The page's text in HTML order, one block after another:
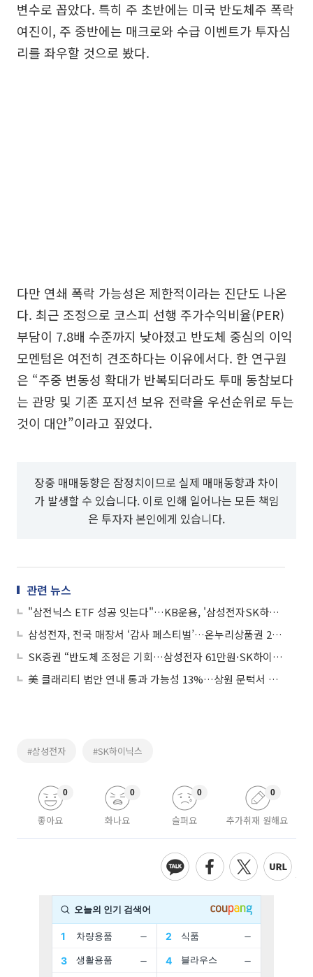
변수로 꼽았다. 특히 주 초반에는 미국 반도체주 폭락
여진이, 주 중반에는 매크로와 수급 이벤트가 투자심
리를 좌우할 것으로 봤다.
다만 연쇄 폭락 가능성은 제한적이라는 진단도 나온
다. 최근 조정으로 코스피 선행 주가수익비율(PER)
부담이 7.8배 수준까지 낮아졌고 반도체 중심의 이익
모멘텀은 여전히 견조하다는 이유에서다. 한 연구원
은 “주중 변동성 확대가 반복되더라도 투매 동참보다
는 관망 및 기존 포지션 보유 전략을 우선순위로 두는
것이 대안”이라고 짚었다.
장중 매매동향은 잠정치이므로 실제 매매동향과 차이
가 발생할 수 있습니다. 이로 인해 일어나는 모든 책임
은 투자자 본인에게 있습니다.
관련 뉴스
"삼전닉스 ETF 성공 잇는다"…KB운용, '삼성전자SK하이닉스50 펀드' 출시
삼성전자, 전국 매장서 ‘감사 페스티벌’…온누리상품권 20% 지급
SK증권 “반도체 조정은 기회…삼성전자 61만원·SK하이닉스 400만원 유지”
美 클래리티 법안 연내 통과 가능성 13%…상원 문턱서 제동
#삼성전자 #SK하이닉스
좋아요
0
화나요
0
슬퍼요
0
추가취재 원해요
0